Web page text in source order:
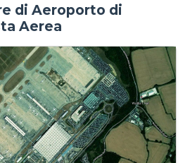
di Aeroporto di
Aerea